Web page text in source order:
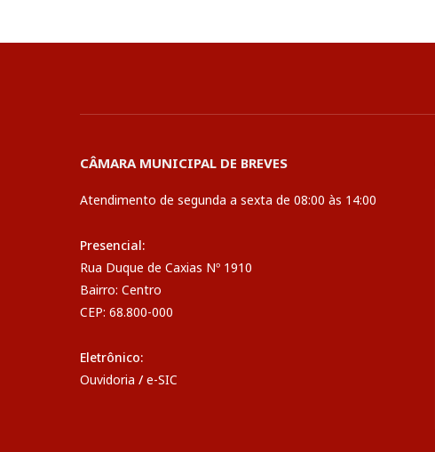
CÂMARA MUNICIPAL DE BREVES
Atendimento de segunda a sexta de 08:00 às 14:00
Presencial:
Rua Duque de Caxias Nº 1910
Bairro: Centro
CEP: 68.800-000
Eletrônico:
Ouvidoria / e-SIC